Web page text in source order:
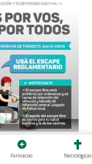
Farmacias Necrológicas